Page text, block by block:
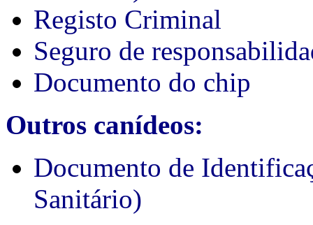
Registo Criminal
Seguro de
Documento do chip
Outros canídeos:
Documento de
Sanitário)